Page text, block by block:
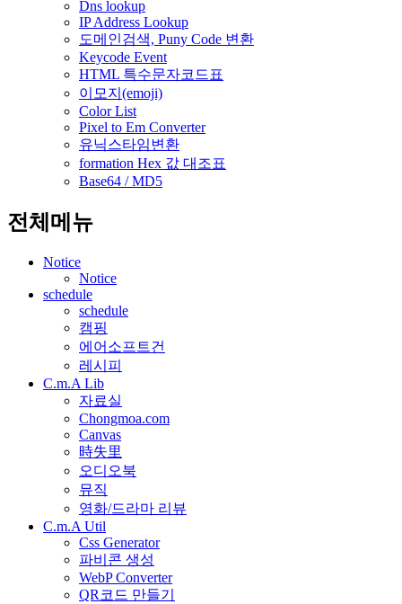
Dns lookup
IP Address Lookup
도메인검색, Puny Code 변환
Keycode Event
HTML 특수문자코드표
이모지(emoji)
Color List
Pixel to Em Converter
유닉스타임변환
formation Hex 값 대조표
Base64 / MD5
전체메뉴
Notice
Notice
schedule
schedule
캠핑
에어소프트건
레시피
C.m.A Lib
자료실
Chongmoa.com
Canvas
時失里
오디오북
뮤직
영화/드라마 리뷰
C.m.A Util
Css Generator
파비콘 생성
WebP Converter
QR코드 만들기